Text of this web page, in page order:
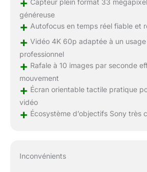
généreuse
+ Autofocus en temps réel fiable et
+ Vidéo 4K 60p adaptée à un
professionnel
+ Rafale à 10 images par seconde
mouvement
+ Écran orientable tactile pratique
vidéo
+ Écosystème d’objectifs Sony très
Inconvénients